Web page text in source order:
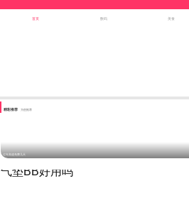
首页 数码 美食
精彩推荐 为您推荐
过年高速免费几天
气垫BB好用吗